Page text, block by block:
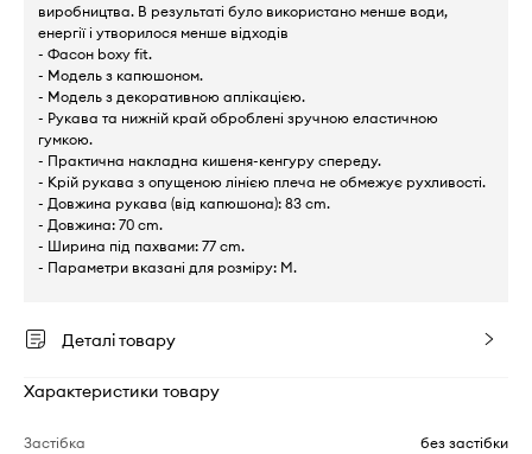
виробництва. В результаті було використано менше води,
енергії і утворилося менше відходів
- Фасон boxy fit.
- Модель з капюшоном.
- Модель з декоративною аплікацією.
- Рукава та нижній край оброблені зручною еластичною
гумкою.
- Практична накладна кишеня-кенгуру спереду.
- Крій рукава з опущеною лінією плеча не обмежує рухливості.
- Довжина рукава (від капюшона): 83 cm.
- Довжина: 70 cm.
- Ширина під пахвами: 77 cm.
- Параметри вказані для розміру: M.
Деталі товару
Характеристики товару
Застібка без застібки